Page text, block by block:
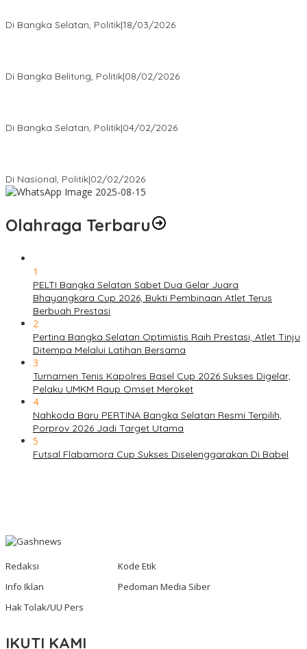
Di Bangka Selatan, Politik|18/03/2026
Di Bangka Belitung, Politik|08/02/2026
Di Bangka Selatan, Politik|04/02/2026
Di Nasional, Politik|02/02/2026
Olahraga Terbaru
1
PELTI Bangka Selatan Sabet Dua Gelar Juara
Bhayangkara Cup 2026, Bukti Pembinaan Atlet Terus
Berbuah Prestasi
2
Pertina Bangka Selatan Optimistis Raih Prestasi, Atlet Tinju
Ditempa Melalui Latihan Bersama
3
Turnamen Tenis Kapolres Basel Cup 2026 Sukses Digelar,
Pelaku UMKM Raup Omset Meroket
4
Nahkoda Baru PERTINA Bangka Selatan Resmi Terpilih,
Porprov 2026 Jadi Target Utama
5
Futsal Flabamora Cup Sukses Diselenggarakan Di Babel
Redaksi
Kode Etik
Info Iklan
Pedoman Media Siber
Hak Tolak/UU Pers
IKUTI KAMI